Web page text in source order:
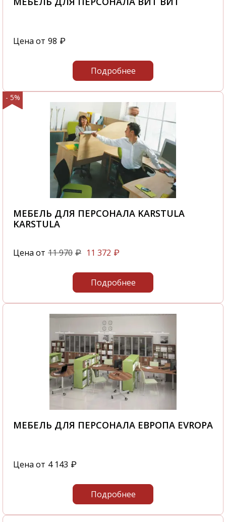
Цена от 98 ₽
Подробнее
- 5%
МЕБЕЛЬ ДЛЯ ПЕРСОНАЛА KARSTULA
KARSTULA
Цена от 11 970 ₽ 11 372 ₽
Подробнее
МЕБЕЛЬ ДЛЯ ПЕРСОНАЛА ЕВРОПА EVROPA
Цена от 4 143 ₽
Подробнее